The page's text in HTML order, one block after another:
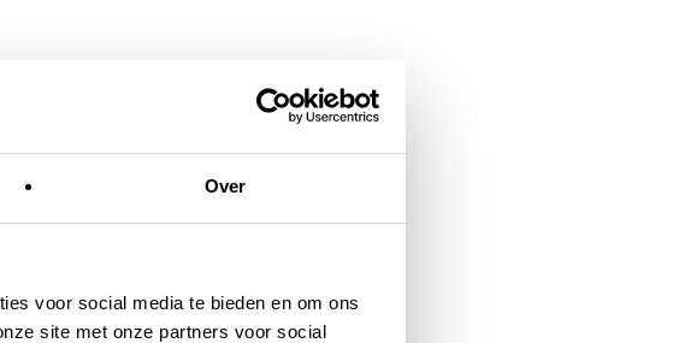
Over
voor social media te bieden en om ons
site met onze partners voor social